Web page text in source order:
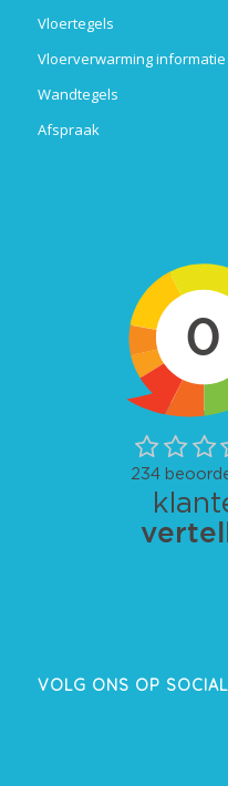
Vloertegels
Vloerverwarming informatie
Wandtegels
Afspraak
VOLG ONS OP